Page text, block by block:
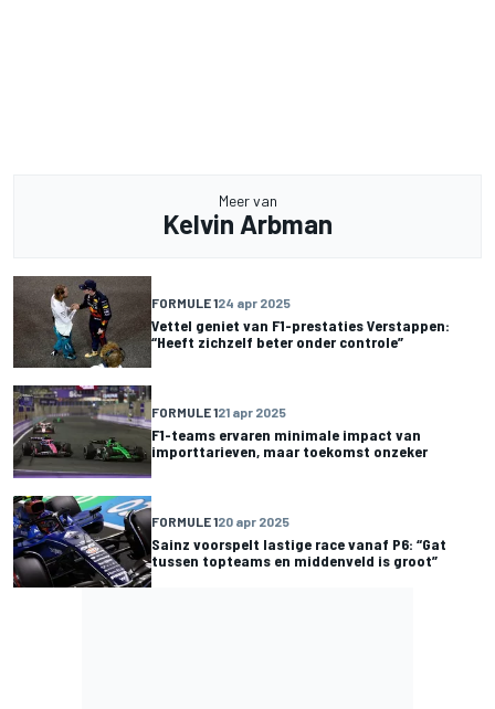
Meer van
Kelvin Arbman
FORMULE 124 apr 2025
Vettel geniet van F1-prestaties Verstappen:
“Heeft zichzelf beter onder controle”
FORMULE 121 apr 2025
F1-teams ervaren minimale impact van
importtarieven, maar toekomst onzeker
FORMULE 120 apr 2025
Sainz voorspelt lastige race vanaf P6: “Gat
tussen topteams en middenveld is groot”